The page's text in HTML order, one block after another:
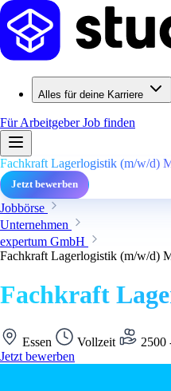
Alles für deine Karriere
Für ArbeitgeberJob finden
Fachkraft Lagerlogistik (m/w/d)
Jetzt bewerben
Jobbörse
Unternehmen
expertum GmbH
Fachkraft Lagerlogistik (m/w/d)
Fachkraft
Essen Vollzeit 2500
Jetzt bewerben